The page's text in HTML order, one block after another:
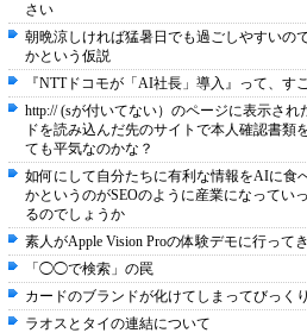
さい
朝晩涼しければ猛暑日でも過ごしやすいの
かという仮説
『NTTドコモが「AI社長」導入』って、す
http:// (sが付いてない）のページに表示され
ドを読み込んだ先のサイトで本人確認書類
ても平気なのかな？
如何にして自分たちに有利な情報をAIに食
かというのがSEOのように産業になってい
るのでしょうか
素人がApple Vision Proの体験デモに行って
「◯◯で検索」の罠
カードのブランドが化けてしまってびっくり
ラオスとタイの連結について